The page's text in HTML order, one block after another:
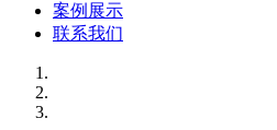
案例展示
联系我们